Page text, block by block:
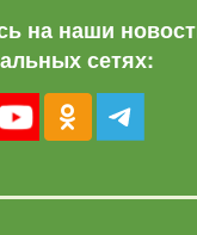
на наши
сетях: